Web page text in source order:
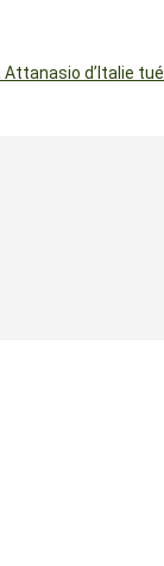
Attanasio d’Italie tué